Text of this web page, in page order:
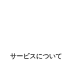
サービスについて